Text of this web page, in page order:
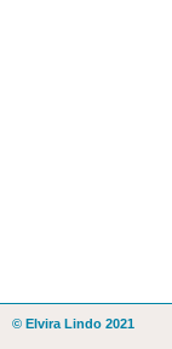
© Elvira Lindo 2021